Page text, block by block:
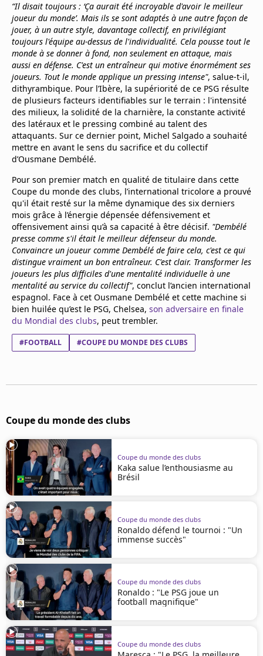
“Il disait toujours : ‘Ça aurait été incroyable d'avoir le meilleur
joueur du monde’. Mais ils se sont adaptés à une autre façon de
jouer, à un autre style, davantage collectif, en privilégiant
toujours l'équipe au-dessus de l'individualité. Cela pousse tout le
monde à se donner à fond, non seulement en attaque, mais
aussi en défense. C'est un entraîneur qui motive énormément ses
joueurs. Tout le monde applique un pressing intense", salue-t-il,
dithyrambique. Pour l’Ibère, la supériorité de ce PSG résulte
de plusieurs facteurs identifiables sur le terrain : l'intensité
des milieux, la solidité de la charnière, la constante activité
des latéraux et le pressing combiné au talent des
attaquants. Sur ce dernier point, Michel Salgado a souhaité
mettre en avant le sens du sacrifice et du collectif
d’Ousmane Dembélé.
Pour son premier match en qualité de titulaire dans cette
Coupe du monde des clubs, l’international tricolore a prouvé
qu'il était resté sur la même dynamique des six derniers
mois grâce à l’énergie dépensée défensivement et
offensivement ainsi qu’à sa capacité à être décisif. "Dembélé
presse comme s'il était le meilleur défenseur du monde.
Convaincre un joueur comme Dembélé de faire cela, c'est ce qui
distingue vraiment un bon entraîneur. C'est clair. Transformer les
joueurs les plus difficiles d'une mentalité individuelle à une
mentalité au service du collectif", conclut l’ancien international
espagnol. Face à cet Ousmane Dembélé et cette machine si
bien huilée qu’est le PSG, Chelsea, son adversaire en finale
du Mondial des clubs, peut trembler.
#FOOTBALL #COUPE DU MONDE DES CLUBS
Coupe du monde des clubs
Coupe du monde des clubs
Kaka salue l’enthousiasme au
Brésil
Coupe du monde des clubs
Ronaldo défend le tournoi : "Un
immense succès"
Coupe du monde des clubs
Ronaldo : "Le PSG joue un
football magnifique"
Coupe du monde des clubs